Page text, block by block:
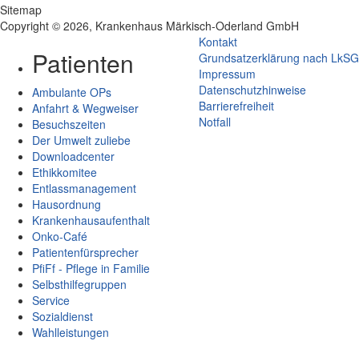
Sitemap
Copyright © 2026, Krankenhaus Märkisch-Oderland GmbH
Kontakt
Grundsatzerklärung nach LkSG
Impressum
Datenschutzhinweise
Barrierefreiheit
Notfall
Patienten
Ambulante OPs
Anfahrt & Wegweiser
Besuchszeiten
Der Umwelt zuliebe
Downloadcenter
Ethikkomitee
Entlassmanagement
Hausordnung
Krankenhausaufenthalt
Onko-Café
Patientenfürsprecher
PfiFf - Pflege in Familie
Selbsthilfegruppen
Service
Sozialdienst
Wahlleistungen